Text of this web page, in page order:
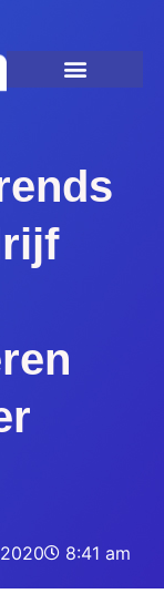
8:41 am